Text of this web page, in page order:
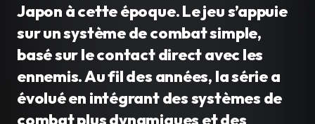
Japon à cette époque. Le jeu s’appuie
sur un système de combat simple,
basé sur le contact direct avec les
ennemis. Au fil des années, la série a
évolué en intégrant des systèmes de
combat plus dynamiques et des